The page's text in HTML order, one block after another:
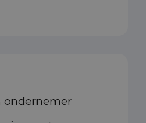
ondernemer